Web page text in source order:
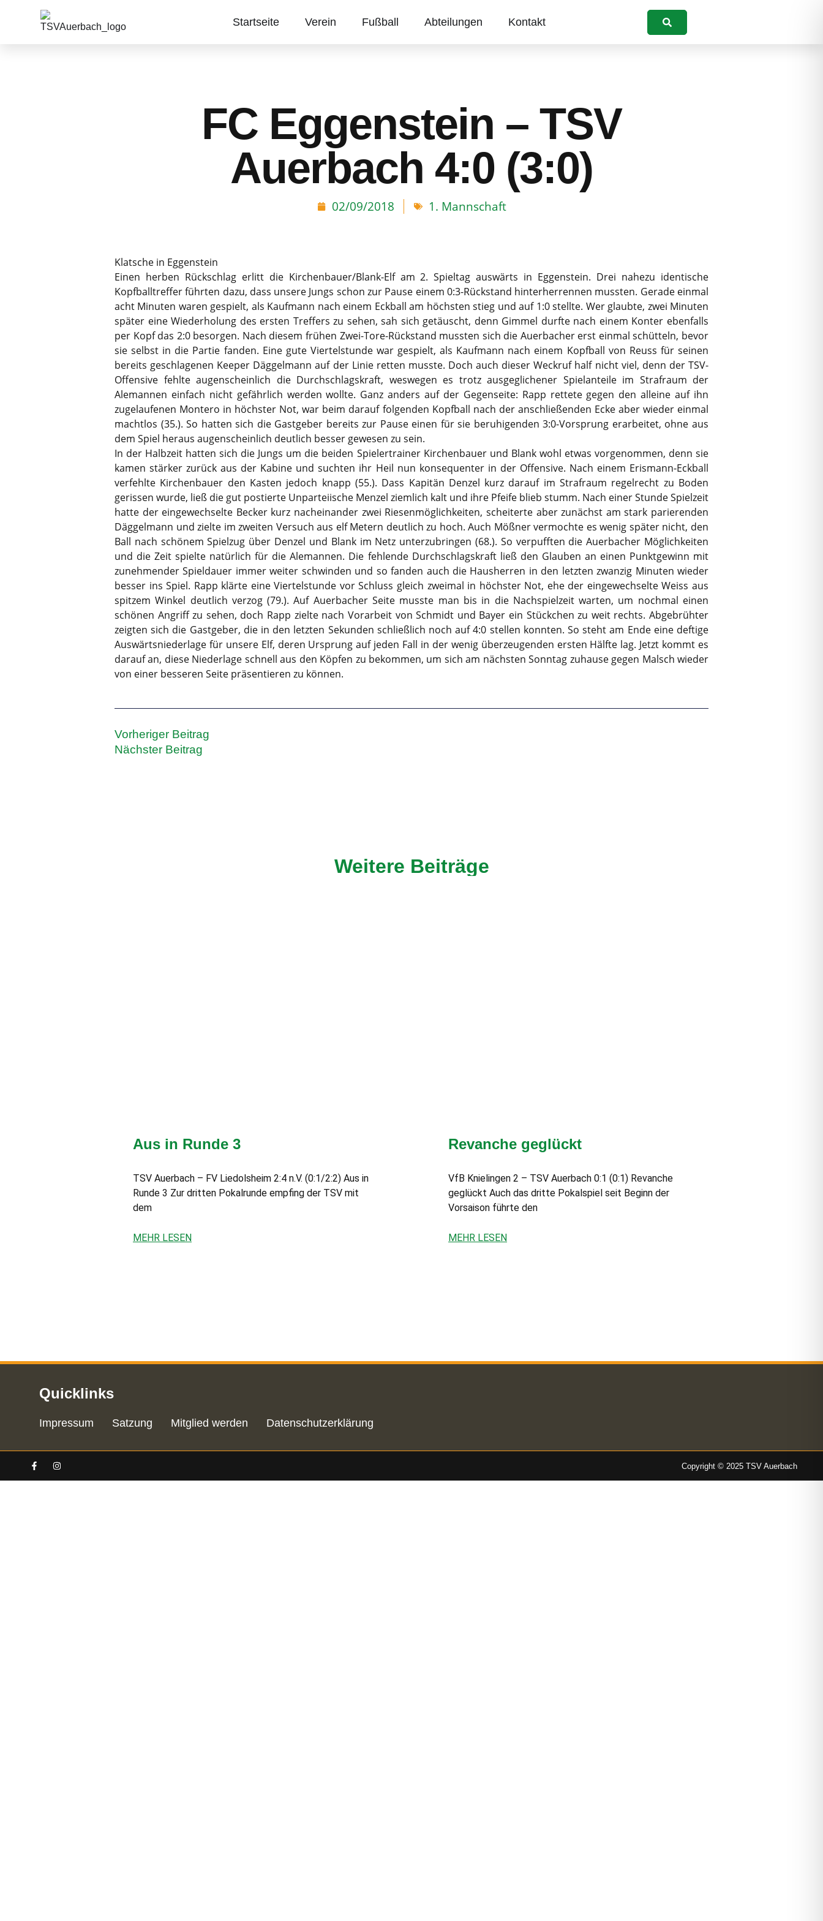
Startseite Verein Fußball Abteilungen Kontakt Suchen
FC Eggenstein – TSV
Auerbach 4:0 (3:0)
02/09/2018 1. Mannschaft
Klatsche in Eggenstein
Einen herben Rückschlag erlitt die Kirchenbauer/Blank-Elf am 2. Spieltag auswärts in Eggenstein. Drei nahezu identische
Kopfballtreffer führten dazu, dass unsere Jungs schon zur Pause einem 0:3-Rückstand hinterherrennen mussten. Gerade einmal
acht Minuten waren gespielt, als Kaufmann nach einem Eckball am höchsten stieg und auf 1:0 stellte. Wer glaubte, zwei Minuten
später eine Wiederholung des ersten Treffers zu sehen, sah sich getäuscht, denn Gimmel durfte nach einem Konter ebenfalls
per Kopf das 2:0 besorgen. Nach diesem frühen Zwei-Tore-Rückstand mussten sich die Auerbacher erst einmal schütteln, bevor
sie selbst in die Partie fanden. Eine gute Viertelstunde war gespielt, als Kaufmann nach einem Kopfball von Reuss für seinen
bereits geschlagenen Keeper Däggelmann auf der Linie retten musste. Doch auch dieser Weckruf half nicht viel, denn der TSV-
Offensive fehlte augenscheinlich die Durchschlagskraft, weswegen es trotz ausgeglichener Spielanteile im Strafraum der
Alemannen einfach nicht gefährlich werden wollte. Ganz anders auf der Gegenseite: Rapp rettete gegen den alleine auf ihn
zugelaufenen Montero in höchster Not, war beim darauf folgenden Kopfball nach der anschließenden Ecke aber wieder einmal
machtlos (35.). So hatten sich die Gastgeber bereits zur Pause einen für sie beruhigenden 3:0-Vorsprung erarbeitet, ohne aus
dem Spiel heraus augenscheinlich deutlich besser gewesen zu sein.
In der Halbzeit hatten sich die Jungs um die beiden Spielertrainer Kirchenbauer und Blank wohl etwas vorgenommen, denn sie
kamen stärker zurück aus der Kabine und suchten ihr Heil nun konsequenter in der Offensive. Nach einem Erismann-Eckball
verfehlte Kirchenbauer den Kasten jedoch knapp (55.). Dass Kapitän Denzel kurz darauf im Strafraum regelrecht zu Boden
gerissen wurde, ließ die gut postierte Unparteiische Menzel ziemlich kalt und ihre Pfeife blieb stumm. Nach einer Stunde Spielzeit
hatte der eingewechselte Becker kurz nacheinander zwei Riesenmöglichkeiten, scheiterte aber zunächst am stark parierenden
Däggelmann und zielte im zweiten Versuch aus elf Metern deutlich zu hoch. Auch Mößner vermochte es wenig später nicht, den
Ball nach schönem Spielzug über Denzel und Blank im Netz unterzubringen (68.). So verpufften die Auerbacher Möglichkeiten
und die Zeit spielte natürlich für die Alemannen. Die fehlende Durchschlagskraft ließ den Glauben an einen Punktgewinn mit
zunehmender Spieldauer immer weiter schwinden und so fanden auch die Hausherren in den letzten zwanzig Minuten wieder
besser ins Spiel. Rapp klärte eine Viertelstunde vor Schluss gleich zweimal in höchster Not, ehe der eingewechselte Weiss aus
spitzem Winkel deutlich verzog (79.). Auf Auerbacher Seite musste man bis in die Nachspielzeit warten, um nochmal einen
schönen Angriff zu sehen, doch Rapp zielte nach Vorarbeit von Schmidt und Bayer ein Stückchen zu weit rechts. Abgebrühter
zeigten sich die Gastgeber, die in den letzten Sekunden schließlich noch auf 4:0 stellen konnten. So steht am Ende eine deftige
Auswärtsniederlage für unsere Elf, deren Ursprung auf jeden Fall in der wenig überzeugenden ersten Hälfte lag. Jetzt kommt es
darauf an, diese Niederlage schnell aus den Köpfen zu bekommen, um sich am nächsten Sonntag zuhause gegen Malsch wieder
von einer besseren Seite präsentieren zu können.
Vorheriger Beitrag
Nächster Beitrag
Weitere Beiträge
Aus in Runde 3
TSV Auerbach – FV Liedolsheim 2:4 n.V. (0:1/2:2) Aus in
Runde 3 Zur dritten Pokalrunde empfing der TSV mit
dem
MEHR LESEN
Revanche geglückt
VfB Knielingen 2 – TSV Auerbach 0:1 (0:1) Revanche
geglückt Auch das dritte Pokalspiel seit Beginn der
Vorsaison führte den
MEHR LESEN
Quicklinks
Impressum Satzung Mitglied werden Datenschutzerklärung
Copyright © 2025 TSV Auerbach